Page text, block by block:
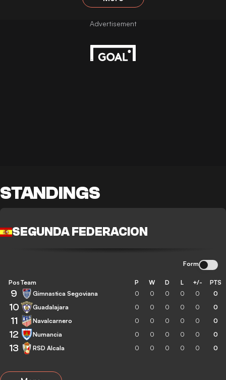
STANDINGS
SEGUNDA FEDERACION
Form
Pos Team P W D L +/- PTS
9 Gimnastica Segoviana 0 0 0 0 0 0
10 Guadalajara 0 0 0 0 0 0
11 Navalcarnero 0 0 0 0 0 0
12 Numancia 0 0 0 0 0 0
13 RSD Alcala 0 0 0 0 0 0